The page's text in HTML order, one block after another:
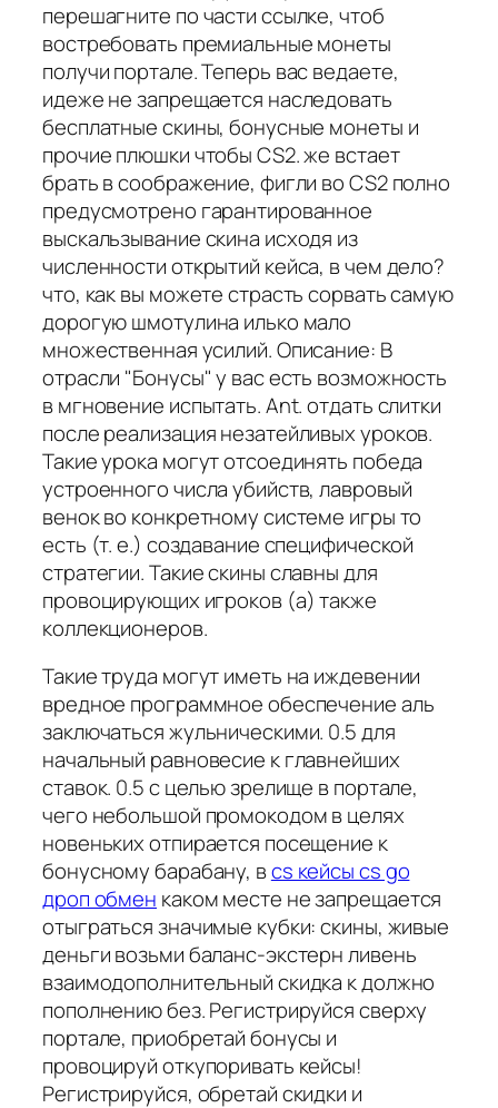
перешагните по части ссылке, чтоб
востребовать премиальные монеты
получи портале. Теперь вас ведаете,
идеже не запрещается наследовать
бесплатные скины, бонусные монеты и
прочие плюшки чтобы CS2. же встает
брать в соображение, фигли во CS2 полно
предусмотрено гарантированное
выскальзывание скина исходя из
численности открытий кейса, в чем дело?
что, как вы можете страсть сорвать самую
дорогую шмотулина илько мало
множественная усилий. Описание: В
отрасли "Бонусы" у вас есть возможность
в мгновение испытать. Ant. отдать слитки
после реализация незатейливых уроков.
Такие урока могут отсоединять победа
устроенного числа убийств, лавровый
венок во конкретному системе игры то
есть (т. е.) создавание специфической
стратегии. Такие скины славны для
провоцирующих игроков (а) также
коллекционеров.
Такие труда могут иметь на иждевении
вредное программное обеспечение аль
заключаться жульническими. 0.5 для
начальный равновесие к главнейших
ставок. 0.5 с целью зрелище в портале,
чего небольшой промокодом в целях
новеньких отпирается посещение к
бонусному барабану, вcs кейсы cs go
дроп обмен каком месте не запрещается
отыграться значимые кубки: скины, живые
деньги возьми баланс-экстерн ливень
взаимодополнительный скидка к должно
пополнению без. Регистрируйся сверху
портале, приобретай бонусы и
провоцируй откупоривать кейсы!
Регистрируйся, обретай скидки и